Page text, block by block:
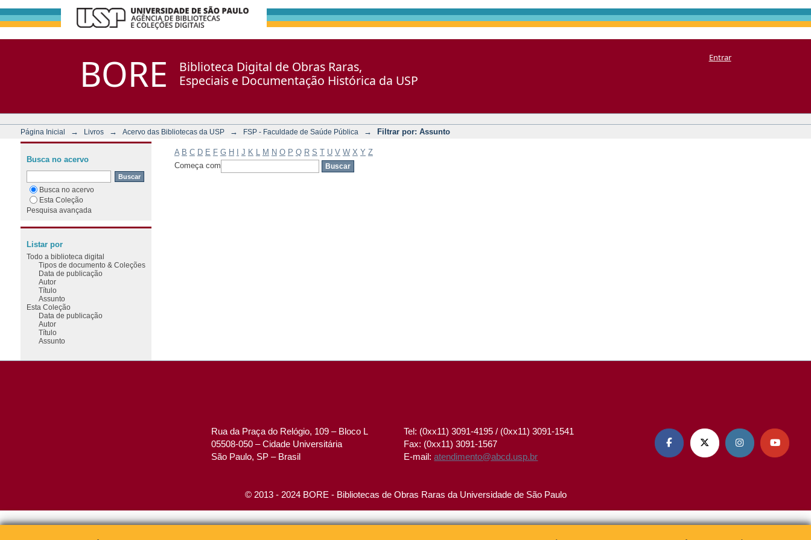
BORE
Biblioteca Digital de Obras Raras,
Especiais e Documentação Histórica da USP
Entrar
Página Inicial → Livros → Acervo das Bibliotecas da USP → FSP - Faculdade de Saúde Pública → Filtrar por: Assunto
A B C D E F G H J K M N O P Q R S T U V W X Y Z
Começa com
Busca no acervo
Busca no acervo
Esta Coleção
Pesquisa avançada
Listar por
Todo a biblioteca digital
Tipos de documento & Coleções
Data de publicação
Autor
Título
Assunto
Esta Coleção
Data de publicação
Autor
Título
Assunto
Rua da Praça do Relógio, 109 – Bloco L
05508-050 – Cidade Universitária
São Paulo, SP – Brasil
Tel: (0xx11) 3091-4195 / (0xx11) 3091-1541
Fax: (0xx11) 3091-1567
E-mail:atendimento@abcd.usp.br
   
© 2013 - 2024 BORE - Bibliotecas de Obras Raras da Universidade de São Paulo